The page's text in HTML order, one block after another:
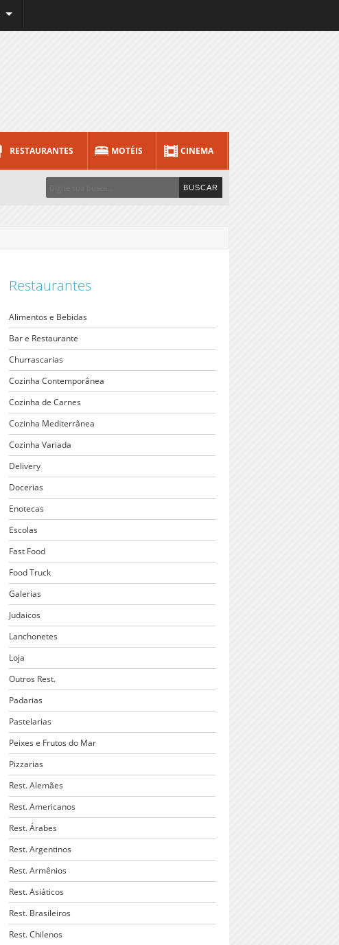
RESTAURANTES MOTÉIS CINEMA
Restaurantes
Alimentos e Bebidas
Bar e Restaurante
Churrascarias
Cozinha Contemporânea
Cozinha de Carnes
Cozinha Mediterrânea
Cozinha Variada
Delivery
Docerias
Enotecas
Escolas
Fast Food
Food Truck
Galerias
Judaicos
Lanchonetes
Loja
Outros Rest.
Padarias
Pastelarias
Peixes e Frutos do Mar
Pizzarias
Rest. Alemães
Rest. Americanos
Rest. Árabes
Rest. Argentinos
Rest. Armênios
Rest. Asiáticos
Rest. Brasileiros
Rest. Chilenos